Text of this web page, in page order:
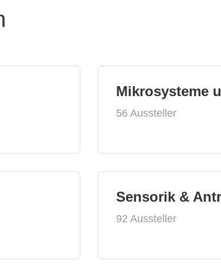
Mikrosysteme
56 Aussteller
Sensorik &
92 Aussteller